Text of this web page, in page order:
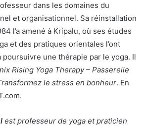
dans les domaines du
et organisationnel. Sa réinstallation
l’a amené à Kripalu, où ses études
et des pratiques orientales l’ont
une thérapie par le yoga. Il
Rising Yoga Therapy – Passerelle
le stress en bonheur. En
est professeur de yoga et praticien